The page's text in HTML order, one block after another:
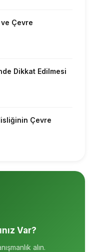
ve Çevre
Dikkat Edilmesi
Çevre
Var?
alın.